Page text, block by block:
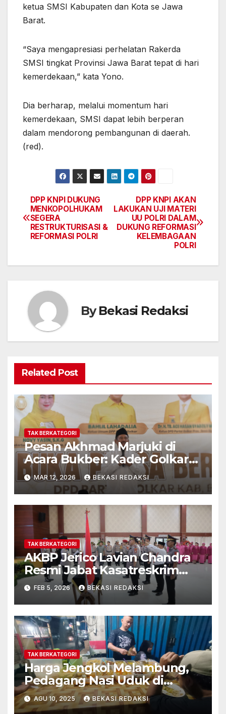
ketua SMSI Kabupaten dan Kota se Jawa
Barat.
“Saya mengapresiasi perhelatan Rakerda
SMSI tingkat Provinsi Jawa Barat tepat di hari
kemerdekaan,” kata Yono.
Dia berharap, melalui momentum hari
kemerdekaan, SMSI dapat lebih berperan
dalam mendorong pembangunan di daerah.
(red).
Navigasi
pos
DPP KNPI AKAN
LAKUKAN UJI MATERI
UU POLRI DALAM
DUKUNG REFORMASI
KELEMBAGAAN
POLRI
DPP KNPI DUKUNG
MENKOPOLHUKAM
SEGERA
RESTRUKTURISASI &
REFORMASI POLRI
ByBekasi Redaksi
Related Post
TAK BERKATEGORI
Pesan Akhmad Marjuki di
Acara Bukber: Kader Golkar
Harus Hadir di Tengah
Masyarakat
MAR 12, 2026 BEKASI REDAKSI
TAK BERKATEGORI
AKBP Jerico Lavian Chandra
Resmi Jabat Kasatreskrim
Polres Metro Bekasi
FEB 5, 2026 BEKASI REDAKSI
TAK BERKATEGORI
Harga Jengkol Melambung,
Pedagang Nasi Uduk di
Cibarusah Hilangkan Menu
Favorit
AGU 10, 2025 BEKASI REDAKSI